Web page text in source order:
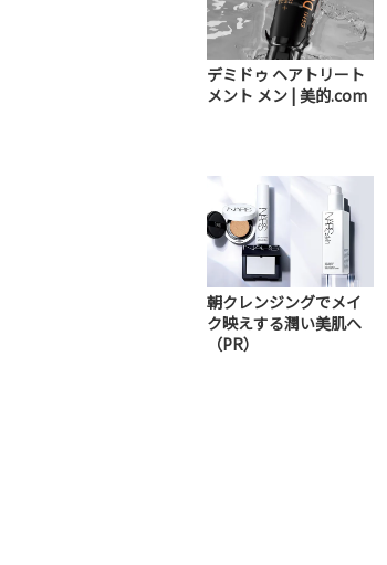
デミドゥ ヘアトリート
メント メン | 美的.com
朝クレンジングでメイ
ク映えする潤い美肌へ
（PR）